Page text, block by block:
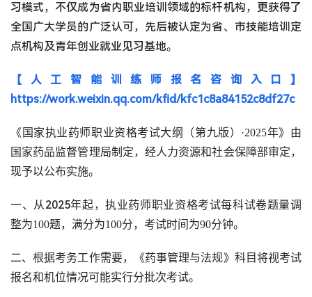
习模式，不仅成为省内职业培训领域的标杆机构，更获得了
全国广大学员的广泛认可，先后被认定为省、市技能培训定
点机构及青年创业就业见习基地。
【人工智能训练师报名咨询入口】
https://work.weixin.qq.com/kfid/kfc1c8a84152c8df27c
《国家执业药师职业资格考试大纲（第九版） ·2025年》由
国家药品监督管理局制定，经人力资源和社会保障部审定，
现予以公布实施。
一、从 2025年起，执业药师职业资格考试每科试卷题量调
整为100题，满分为100分，考试时间为90分钟。
二、根据考务工作需要，《药事管理与法规》科目将视考试
报名和机位情况可能实行分批次考试。